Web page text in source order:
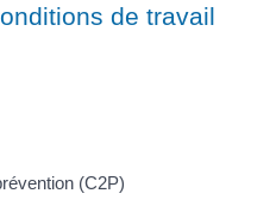
de travail
(C2P)